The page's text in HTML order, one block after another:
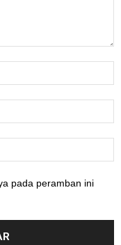
pada peramban ini